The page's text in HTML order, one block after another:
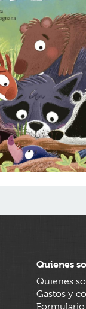
Quienes
Quienes
Gastos y